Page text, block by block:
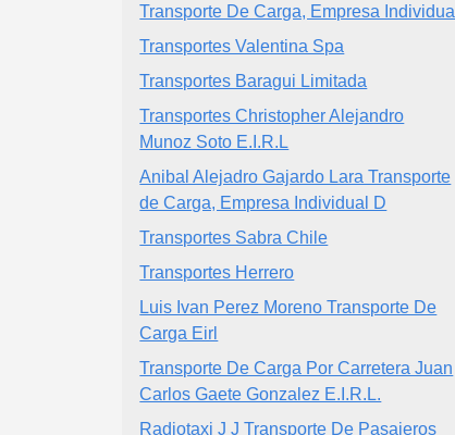
Transporte De Carga, Empresa Individual
Transportes Valentina Spa
Transportes Baragui Limitada
Transportes Christopher Alejandro
Munoz Soto E.I.R.L
Anibal Alejadro Gajardo Lara Transporte
de Carga, Empresa Individual D
Transportes Sabra Chile
Transportes Herrero
Luis Ivan Perez Moreno Transporte De
Carga Eirl
Transporte De Carga Por Carretera Juan
Carlos Gaete Gonzalez E.I.R.L.
Radiotaxi J J Transporte De Pasajeros